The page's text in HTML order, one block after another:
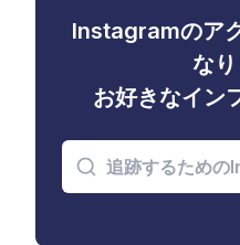
Instagramのア
な
お好きなイン